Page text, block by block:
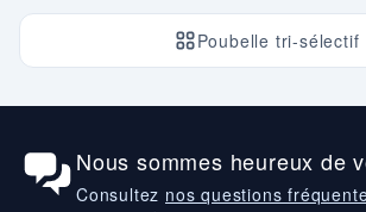
Poubelle tri-sélectif
Nous sommes heureux de
Consultez nos questions